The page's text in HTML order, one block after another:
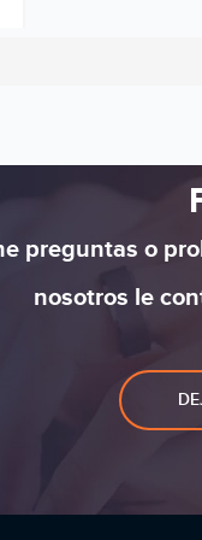
preguntas o
nosotros le